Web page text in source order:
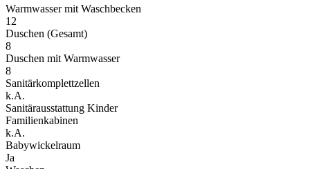
Warmwasser mit Waschbecken
12
Duschen (Gesamt)
8
Duschen mit Warmwasser
8
Sanitärkomplettzellen
k.A.
Sanitärausstattung Kinder
Familienkabinen
k.A.
Babywickelraum
Ja